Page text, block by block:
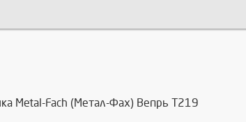
Metal-Fach (Метал-Фах) Вепрь Т219